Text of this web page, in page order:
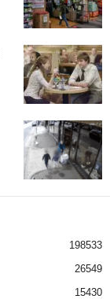
198533
26549
15430